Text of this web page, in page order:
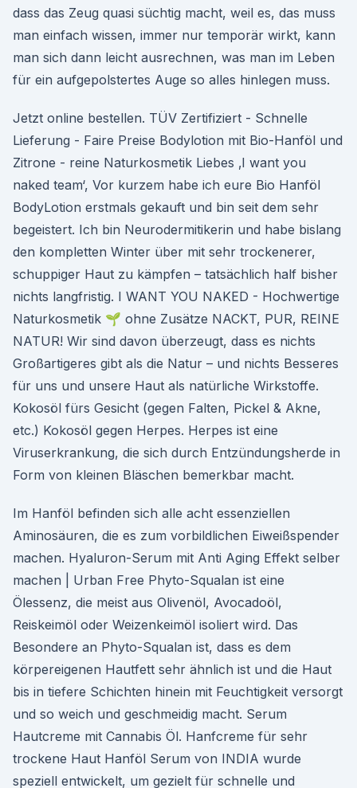
dass das Zeug quasi süchtig macht, weil es, das muss
man einfach wissen, immer nur temporär wirkt, kann
man sich dann leicht ausrechnen, was man im Leben
für ein aufgepolstertes Auge so alles hinlegen muss.
Jetzt online bestellen. TÜV Zertifiziert - Schnelle
Lieferung - Faire Preise Bodylotion mit Bio-Hanföl und
Zitrone - reine Naturkosmetik Liebes ‚I want you
naked team‘, Vor kurzem habe ich eure Bio Hanföl
BodyLotion erstmals gekauft und bin seit dem sehr
begeistert. Ich bin Neurodermitikerin und habe bislang
den kompletten Winter über mit sehr trockenerer,
schuppiger Haut zu kämpfen – tatsächlich half bisher
nichts langfristig. I WANT YOU NAKED - Hochwertige
Naturkosmetik 🌱 ohne Zusätze NACKT, PUR, REINE
NATUR! Wir sind davon überzeugt, dass es nichts
Großartigeres gibt als die Natur – und nichts Besseres
für uns und unsere Haut als natürliche Wirkstoffe.
Kokosöl fürs Gesicht (gegen Falten, Pickel & Akne,
etc.) Kokosöl gegen Herpes. Herpes ist eine
Viruserkrankung, die sich durch Entzündungsherde in
Form von kleinen Bläschen bemerkbar macht.
Im Hanföl befinden sich alle acht essenziellen
Aminosäuren, die es zum vorbildlichen Eiweißspender
machen. Hyaluron-Serum mit Anti Aging Effekt selber
machen | Urban Free Phyto-Squalan ist eine
Ölessenz, die meist aus Olivenöl, Avocadoöl,
Reiskeimöl oder Weizenkeimöl isoliert wird. Das
Besondere an Phyto-Squalan ist, dass es dem
körpereigenen Hautfett sehr ähnlich ist und die Haut
bis in tiefere Schichten hinein mit Feuchtigkeit versorgt
und so weich und geschmeidig macht. Serum
Hautcreme mit Cannabis Öl. Hanfcreme für sehr
trockene Haut Hanföl Serum von INDIA wurde
speziell entwickelt, um gezielt für schnelle und